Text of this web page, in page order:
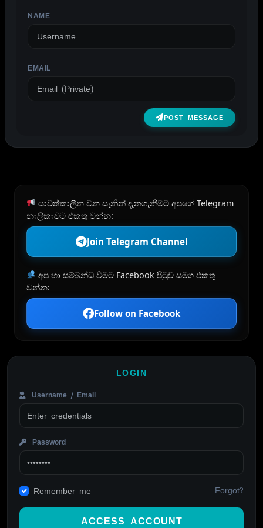
NAME
EMAIL
POST MESSAGE
යාවත්කාලීන වන සැනින් දැනගැනීමට අපගේ Telegram
නාලිකාවට එකතු වන්න:
Join Telegram Channel
අප හා සම්බන්ධ වීමට Facebook පිටුව සමග එකතු
වන්න:
Follow on Facebook
LOGIN
Username / Email
Password
Remember me Forgot?
ACCESS ACCOUNT